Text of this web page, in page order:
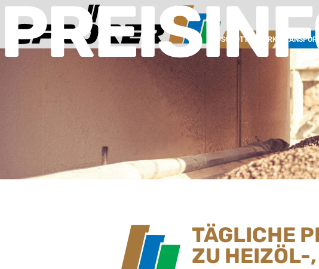
SCHOTTERWERK
TÄGLICHE
ZU HEIZÖL-